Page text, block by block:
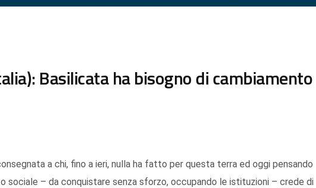
Basilicata ha bisogno di cambiamento
a chi, fino a ieri, nulla ha fatto per questa terra ed oggi pensando
sociale – da conquistare senza sforzo, occupando le istituzioni – crede di